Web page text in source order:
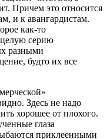
Причем это относится
и к авангардистам.
как-то
серию
разными
будто их все
Здесь не надо
хорошее от плохого.
глаза
приклеенными